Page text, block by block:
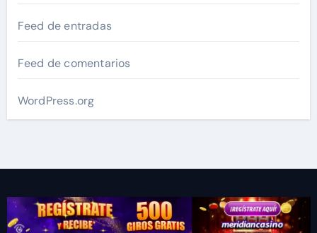
Feed de entradas
Feed de comentarios
WordPress.org